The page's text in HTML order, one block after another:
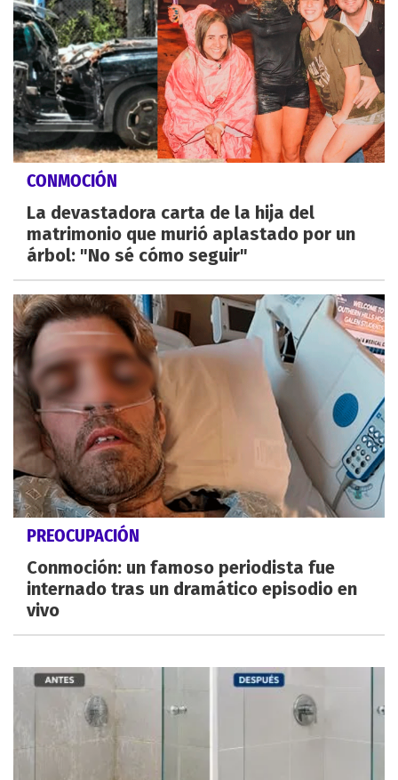
CONMOCIÓN
La devastadora carta de la hija del
matrimonio que murió aplastado por un
árbol: "No sé cómo seguir"
PREOCUPACIÓN
Conmoción: un famoso periodista fue
internado tras un dramático episodio en
vivo